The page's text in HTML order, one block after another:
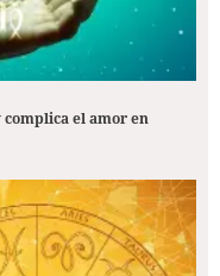
el amor en